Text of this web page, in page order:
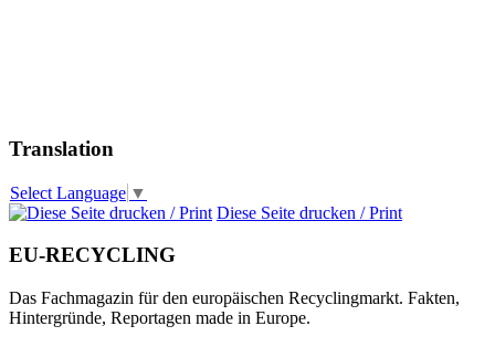
Translation
Select Language ▼
Diese Seite drucken / Print
EU-RECYCLING
Das Fachmagazin für den europäischen Recyclingmarkt. Fakten,
Hintergründe, Reportagen made in Europe.